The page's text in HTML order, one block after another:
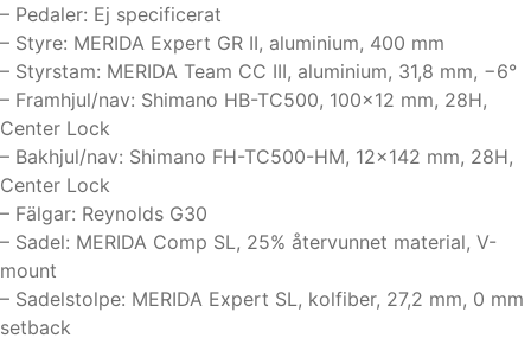
– Pedaler: Ej specificerat
– Styre: MERIDA Expert GR II, aluminium, 400 mm
– Styrstam: MERIDA Team CC III, aluminium, 31,8 mm, −6°
– Framhjul/nav: Shimano HB-TC500, 100×12 mm, 28H,
Center Lock
– Bakhjul/nav: Shimano FH-TC500-HM, 12×142 mm, 28H,
Center Lock
– Fälgar: Reynolds G30
– Sadel: MERIDA Comp SL, 25% återvunnet material, V-
mount
– Sadelstolpe: MERIDA Expert SL, kolfiber, 27,2 mm, 0 mm
setback